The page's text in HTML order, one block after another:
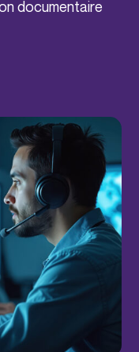
documentaire